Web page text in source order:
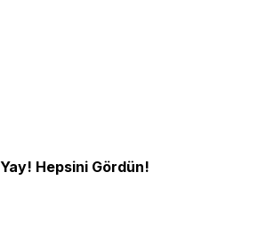
Yay! Hepsini Gördün!